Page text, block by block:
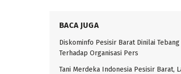
BACA JUGA
Diskominfo Pesisir Barat Dinilai
Terhadap Organisasi Pers
Tani Merdeka Indonesia Pesisir Barat,